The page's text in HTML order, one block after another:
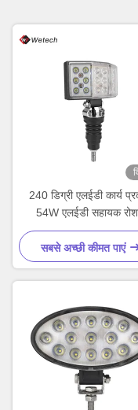
240 डिग्री एलईडी कार्य
54W एलईडी सहायक
जलरोधक
सबसे अच्छी कीमत पाएं